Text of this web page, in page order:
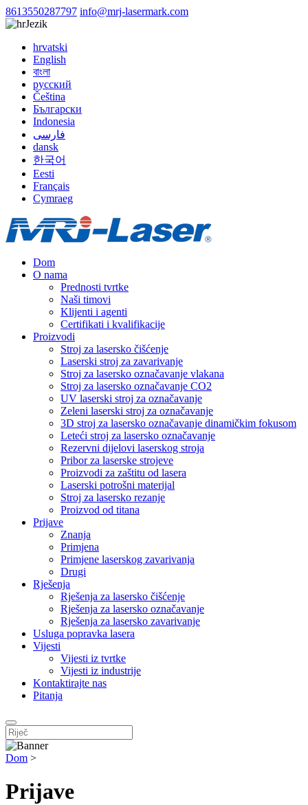
8613550287797 info@mrj-lasermark.com
Jezik
hrvatski
English
বাংলা
русский
Čeština
Български
Indonesia
فارسی
dansk
한국어
Eesti
Français
Cymraeg
Dom
O nama
Prednosti tvrtke
Naši timovi
Klijenti i agenti
Certifikati i kvalifikacije
Proizvodi
Stroj za lasersko čišćenje
Laserski stroj za zavarivanje
Stroj za lasersko označavanje vlakana
Stroj za lasersko označavanje CO2
UV laserski stroj za označavanje
Zeleni laserski stroj za označavanje
3D stroj za lasersko označavanje dinamičkim fokusom
Leteći stroj za lasersko označavanje
Rezervni dijelovi laserskog stroja
Pribor za laserske strojeve
Proizvodi za zaštitu od lasera
Laserski potrošni materijal
Stroj za lasersko rezanje
Proizvod od titana
Prijave
Znanja
Primjena
Primjene laserskog zavarivanja
Drugi
Rješenja
Rješenja za lasersko čišćenje
Rješenja za lasersko označavanje
Rješenja za lasersko zavarivanje
Usluga popravka lasera
Vijesti
Vijesti iz tvrtke
Vijesti iz industrije
Kontaktirajte nas
Pitanja
Dom >
Prijave